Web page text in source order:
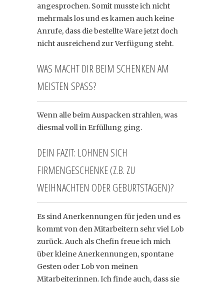
angesprochen. Somit musste ich nicht
mehrmals los und es kamen auch keine
Anrufe, dass die bestellte Ware jetzt doch
nicht ausreichend zur Verfügung steht.
WAS MACHT DIR BEIM SCHENKEN AM
MEISTEN SPASS?
Wenn alle beim Auspacken strahlen, was
diesmal voll in Erfüllung ging.
DEIN FAZIT: LOHNEN SICH
FIRMENGESCHENKE (Z.B. ZU
WEIHNACHTEN ODER GEBURTSTAGEN)?
Es sind Anerkennungen für jeden und es
kommt von den Mitarbeitern sehr viel Lob
zurück. Auch als Chefin freue ich mich
über kleine Anerkennungen, spontane
Gesten oder Lob von meinen
Mitarbeiterinnen. Ich finde auch, dass sie